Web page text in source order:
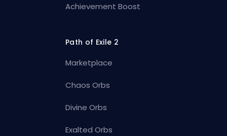
Achievement Boost
Path of Exile 2
Marketplace
Chaos Orbs
Divine Orbs
Exalted Orbs